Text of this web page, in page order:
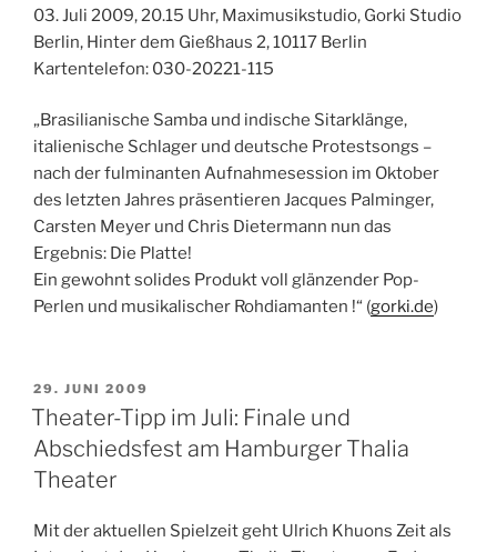
03. Juli 2009, 20.15 Uhr, Maximusikstudio, Gorki Studio
Berlin, Hinter dem Gießhaus 2, 10117 Berlin
Kartentelefon: 030-20221-115
„Brasilianische Samba und indische Sitarklänge,
italienische Schlager und deutsche Protestsongs –
nach der fulminanten Aufnahmesession im Oktober
des letzten Jahres präsentieren Jacques Palminger,
Carsten Meyer und Chris Dietermann nun das
Ergebnis: Die Platte!
Ein gewohnt solides Produkt voll glänzender Pop-
Perlen und musikalischer Rohdiamanten !“ (gorki.de)
VERÖFFENTLICHT
AM
29. JUNI 2009
Theater-Tipp im Juli: Finale und
Abschiedsfest am Hamburger Thalia
Theater
Mit der aktuellen Spielzeit geht Ulrich Khuons Zeit als